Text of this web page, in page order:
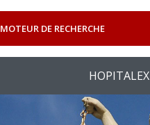
MOTEUR DE RECHERCHE
HOPITALEX